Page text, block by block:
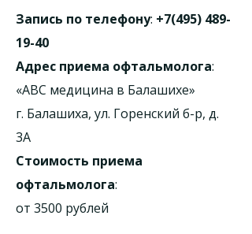
Запись по телефону: +7(495) 489-
19-40
Адрес приема офтальмолога:
«АВС медицина в Балашихе»
г. Балашиха, ул. Горенский б-р, д.
3А
Стоимость приема
офтальмолога:
от 3500 рублей